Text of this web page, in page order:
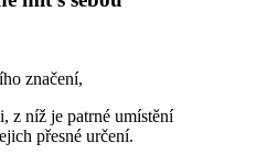
značení,
z níž je patrné umístění
přesné určení.